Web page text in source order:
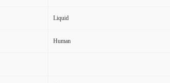
Liquid
Human